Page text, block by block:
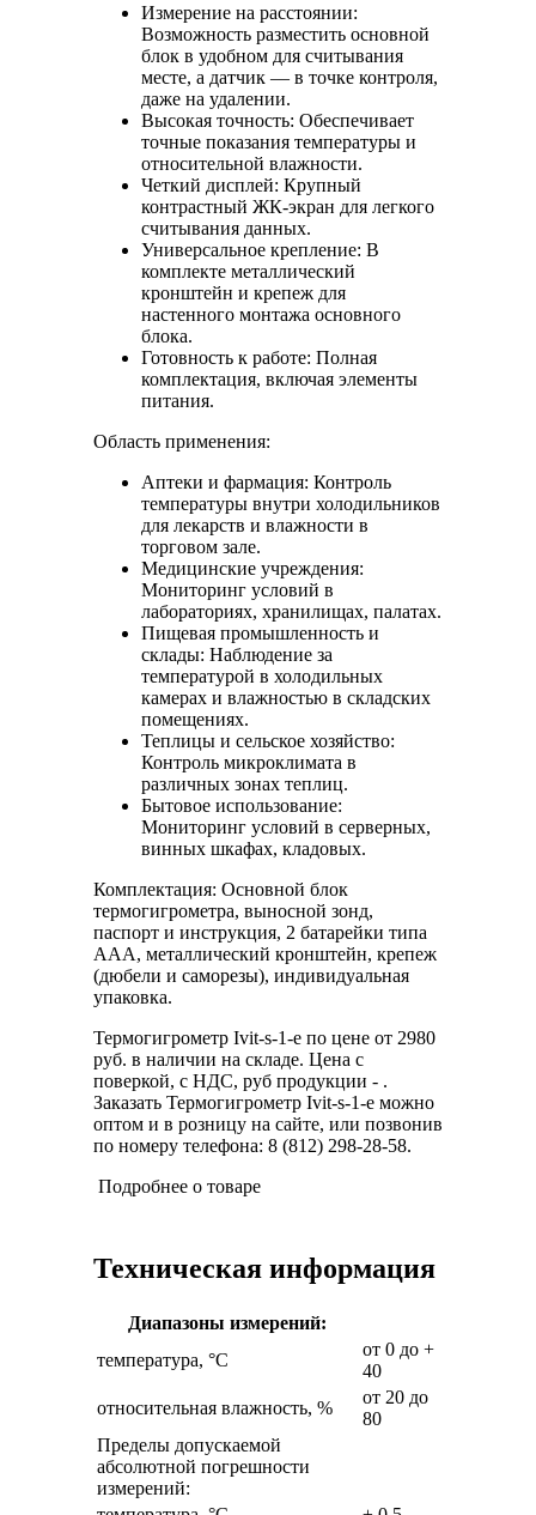
Измерение на расстоянии:
Возможность разместить основной
блок в удобном для считывания
месте, а датчик — в точке контроля,
даже на удалении.
Высокая точность: Обеспечивает
точные показания температуры и
относительной влажности.
Четкий дисплей: Крупный
контрастный ЖК-экран для легкого
считывания данных.
Универсальное крепление: В
комплекте металлический
кронштейн и крепеж для
настенного монтажа основного
блока.
Готовность к работе: Полная
комплектация, включая элементы
питания.
Область применения:
Аптеки и фармация: Контроль
температуры внутри холодильников
для лекарств и влажности в
торговом зале.
Медицинские учреждения:
Мониторинг условий в
лабораториях, хранилищах, палатах.
Пищевая промышленность и
склады: Наблюдение за
температурой в холодильных
камерах и влажностью в складских
помещениях.
Теплицы и сельское хозяйство:
Контроль микроклимата в
различных зонах теплиц.
Бытовое использование:
Мониторинг условий в серверных,
винных шкафах, кладовых.
Комплектация: Основной блок
термогигрометра, выносной зонд,
паспорт и инструкция, 2 батарейки типа
ААА, металлический кронштейн, крепеж
(дюбели и саморезы), индивидуальная
упаковка.
Термогигрометр Ivit-s-1-e по цене от 2980
руб. в наличии на складе. Цена с
поверкой, с НДС, руб продукции - .
Заказать Термогигрометр Ivit-s-1-e можно
оптом и в розницу на сайте, или позвонив
по номеру телефона: 8 (812) 298-28-58.
Подробнее о товаре
Техническая информация
Диапазоны измерений:
температура, °С
от 0 до +
40
относительная влажность, %
от 20 до
80
Пределы допускаемой
абсолютной погрешности
измерений: